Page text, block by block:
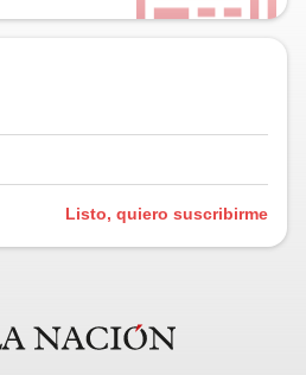
Listo, quiero suscribirme